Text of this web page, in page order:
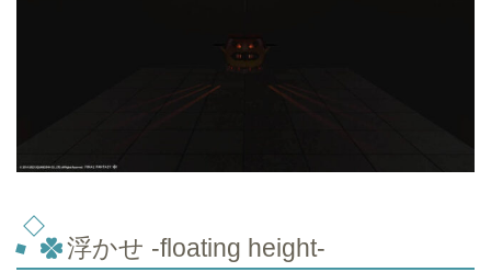
浮かせ -floating height-